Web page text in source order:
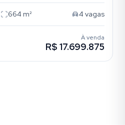
664 m² 4 vagas
À venda
R$ 17.699.875